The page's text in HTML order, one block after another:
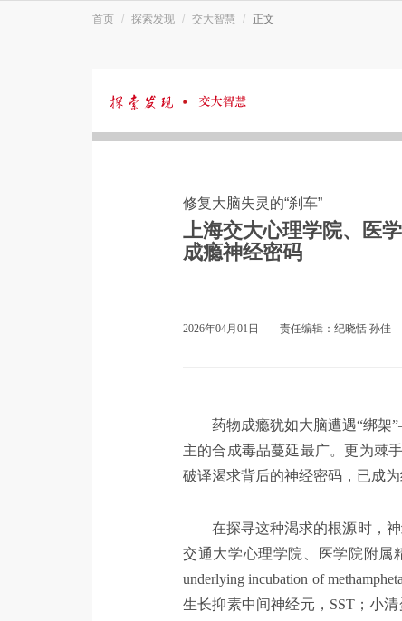
首页 探索发现 交大智慧 正文
探
发
交
大
智
慧
修复大脑失灵的“刹车”
上海交大心理学院、医
成瘾神经密码
2026年04月01日 责任编辑：纪晓恬 孙佳
药物成瘾犹如大脑遭遇“绑架
主的合成毒品蔓延最广。更为棘
破译渴求背后的神经密码，已成
在探寻这种渴求的根源时，
交通大学心理学院、医学院附属
underlying incubation of
生长抑素中间神经元，SST；小